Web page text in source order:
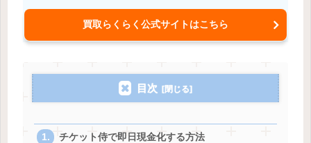
買取らくらく公式サイトはこちら
目次
チケット侍で即日現金化する方法